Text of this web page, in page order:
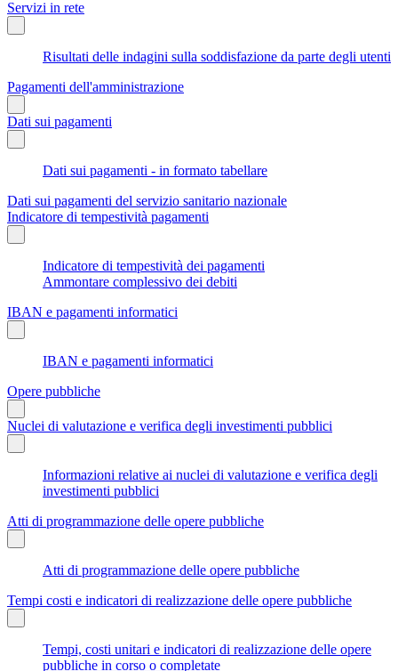
Servizi in rete
Risultati delle indagini sulla soddisfazione da parte degli utenti
Pagamenti dell'amministrazione
Dati sui pagamenti
Dati sui pagamenti - in formato tabellare
Dati sui pagamenti del servizio sanitario nazionale
Indicatore di tempestività pagamenti
Indicatore di tempestività dei pagamenti
Ammontare complessivo dei debiti
IBAN e pagamenti informatici
IBAN e pagamenti informatici
Opere pubbliche
Nuclei di valutazione e verifica degli investimenti pubblici
Informazioni relative ai nuclei di valutazione e verifica degli
investimenti pubblici
Atti di programmazione delle opere pubbliche
Atti di programmazione delle opere pubbliche
Tempi costi e indicatori di realizzazione delle opere pubbliche
Tempi, costi unitari e indicatori di realizzazione delle opere
pubbliche in corso o completate